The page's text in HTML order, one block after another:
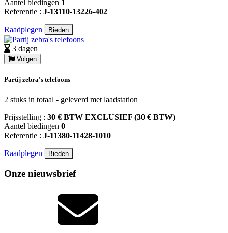
Aantel biedingen 1
Referentie : J-13110-13226-402
Raadplegen Bieden
3 dagen
Volgen
Partij zebra's telefoons
2 stuks in totaal - geleverd met laadstation
Prijsstelling : 30 € BTW EXCLUSIEF (30 € BTW)
Aantel biedingen 0
Referentie : J-11380-11428-1010
Raadplegen Bieden
Onze nieuwsbrief